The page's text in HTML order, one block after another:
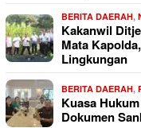
BERITA DAERAH,
Kakanwil
Mata
Lingkungan
BERITA DAERAH,
Kuasa
Dokumen